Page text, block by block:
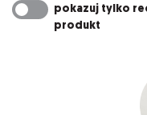
pokazuj tylko
produkt